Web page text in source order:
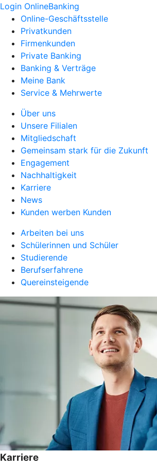
Login OnlineBanking
Online-Geschäftsstelle
Privatkunden
Firmenkunden
Private Banking
Banking & Verträge
Meine Bank
Service & Mehrwerte
Über uns
Unsere Filialen
Mitgliedschaft
Gemeinsam stark für die Zukunft
Engagement
Nachhaltigkeit
Karriere
News
Kunden werben Kunden
Arbeiten bei uns
Schülerinnen und Schüler
Studierende
Berufserfahrene
Quereinsteigende
Karriere